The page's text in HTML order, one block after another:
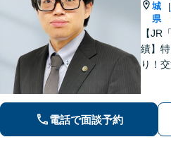
城
県
|
【JR
績】
り！
士資
り】
電話で面談予約